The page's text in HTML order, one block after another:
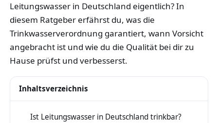
Leitungswasser in Deutschland eigentlich? In
diesem Ratgeber erfährst du, was die
Trinkwasserverordnung garantiert, wann Vorsicht
angebracht ist und wie du die Qualität bei dir zu
Hause prüfst und verbesserst.
Inhaltsverzeichnis
Ist Leitungswasser in Deutschland trinkbar?